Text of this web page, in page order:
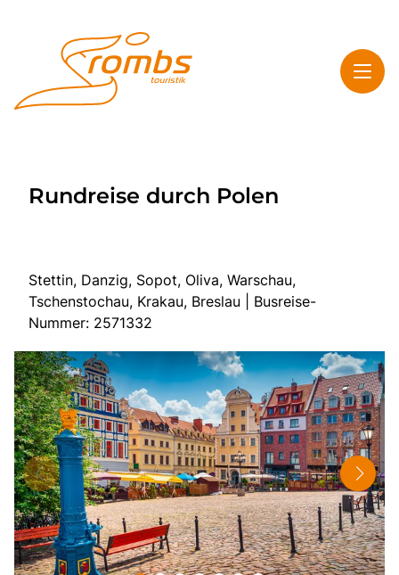
Highlights
Mehrtagesreisen
Tagesreisen
Bus anmieten
Rombs Touristik
Kontakt & Info
Rundreise durch Polen
Stettin, Danzig, Sopot, Oliva, Warschau,
Tschenstochau, Krakau, Breslau | Busreise-
Nummer: 2571332